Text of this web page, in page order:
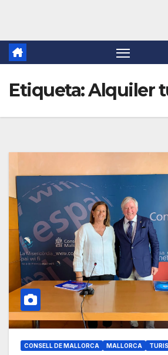
Etiqueta:Alquiler
CONSELL DE MALLORCA MALLORCA